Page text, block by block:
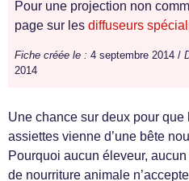
Pour une projection non
page sur les diffuseurs
Fiche créée le : 4 septembre 2014 /
2014
Une chance sur deux pour
assiettes vienne d’une bête
Pourquoi aucun éleveur,
de nourriture animale